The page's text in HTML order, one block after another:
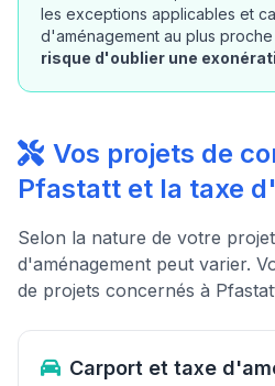
les exceptions applicables et
d'aménagement au plus
risque d'oublier une
Vos projets de
Pfastatt et la taxe
Selon la nature de votre
d'aménagement peut varier.
de projets concernés à
Carport et taxe